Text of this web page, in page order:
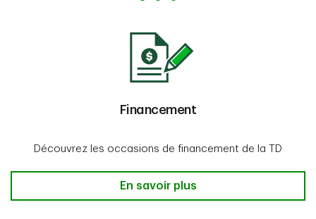
Financement
Découvrez les occasions de financement de la TD
En savoir plus